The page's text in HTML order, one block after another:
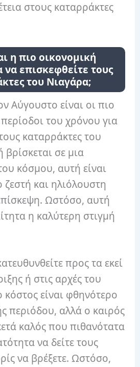
στους καταρράκτες
η πιο οικονομική
να επισκεφθείτε τους
του Νιαγάρα;
Αύγουστο είναι οι πιο
του χρόνου για
καταρράκτες του
σε μια
κόσμου, αυτή είναι
και ηλιόλουστη
Ωστόσο, αυτή
η καλύτερη στιγμή
προς τα εκεί
ή στις αρχές του
είναι φθηνότερο
περιόδου, αλλά ο καιρός
καλός που πιθανότατα
να δείτε τους
να βρέξετε. Ωστόσο,